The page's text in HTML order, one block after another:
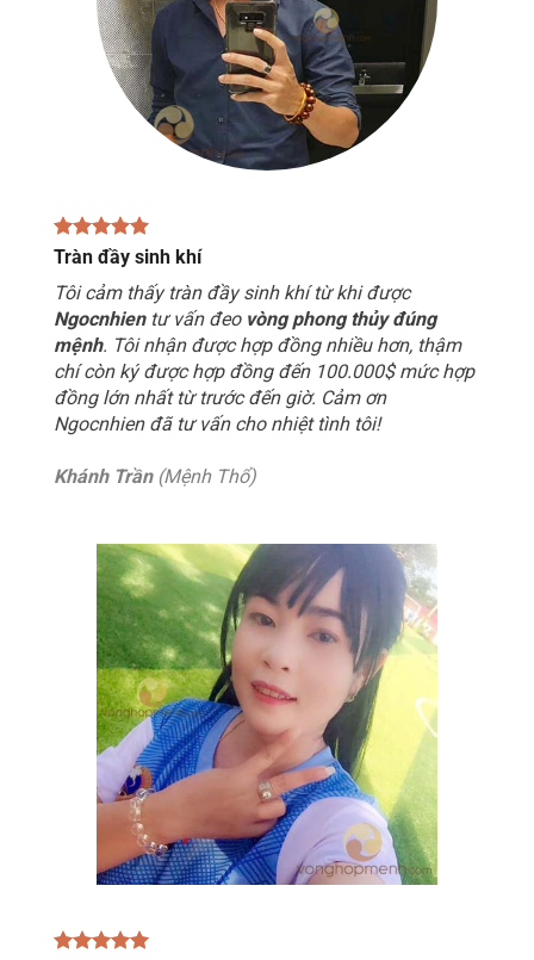
Tràn đầy sinh khí
Tôi cảm thấy tràn đầy sinh khí từ khi được
Ngocnhientư vấn đeo vòng phong thủy đúng
mệnh. Tôi nhận được hợp đồng nhiều hơn, thậm
chí còn ký được hợp đồng đến 100.000$ mức hợp
đồng lớn nhất từ trước đến giờ. Cảm ơn
Ngocnhien đã tư vấn cho nhiệt tình tôi!
Khánh Trần(Mệnh Thổ)